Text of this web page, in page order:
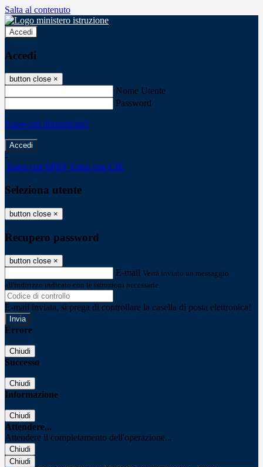
Salta al contenuto
Accedi
Accedi
button close ×
Nome Utente
Password
Password dimenticata?
-
Entra con SPID Entra con CIE
Seleziona utente
button close ×
Recupero password
button close ×
E-mail Verrà inviato un messaggio
all'indirizzo indicato con le istruzioni necessarie.
E-mail inviata, si prega di controllare la casella di posta elettronica!
Errore
Chiudi
Successo
Chiudi
Informazione
Chiudi
Attendere...
Attendere il completamento dell'operazione...
Chiudi
Chiudi